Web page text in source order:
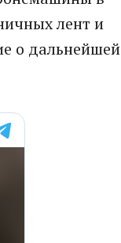
лент и
о дальнейшей